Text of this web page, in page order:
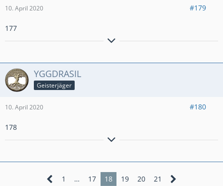
10. April 2020 #179
177
Aktiver Clasher aus Hamburg.
PB: Ultimate Champion 1650
YGGDRASIL
Geisterjäger
10. April 2020 #180
178
٩(●̮̮̃•̃)۶Til árs ok friðar– all jenen, die mit uns sind!
٩(×̯×)۶
✧ -----⪻ ✌ 𝔾𝔼ℝ𝕄𝔸ℕ𝔼ℕℍ𝔼ℝℤ #YUJG8R22 ✌⪼-----✧
1
… 17 18 19 20 21